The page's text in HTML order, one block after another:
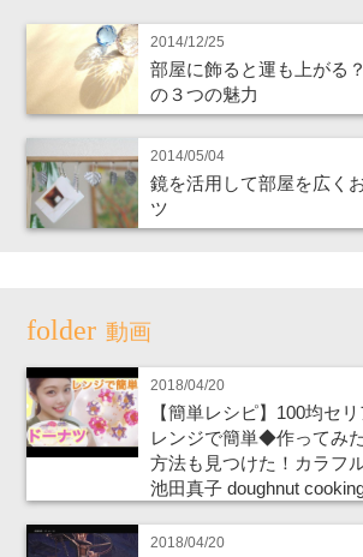
2014/12/25
部屋に飾ると運も上がる
の３つの魅力
2014/05/04
鏡を活用して部屋を広く
ツ
動画
2018/04/20
【簡単レシピ】100均セ
レンジで簡単◆作ってみ
方法も見つけた！カラフ
池田真子 doughnut
2018/04/20